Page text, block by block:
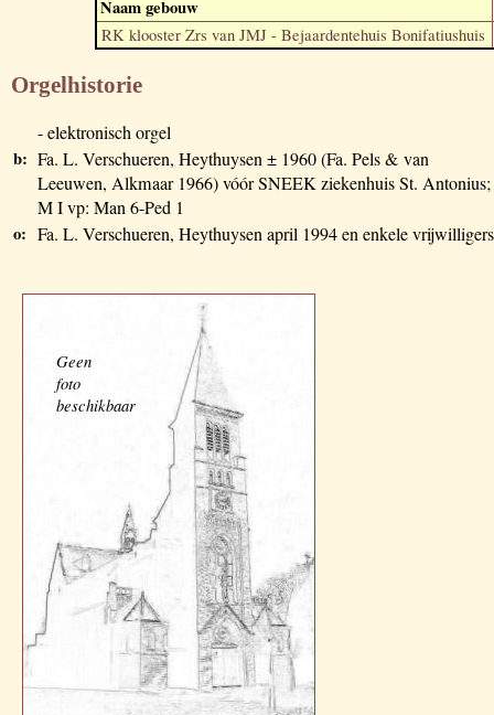
Naam gebouw
RK klooster Zrs van JMJ - Bejaardentehuis Bonifatiushuis
Orgelhistorie
- elektronisch orgel
b: Fa. L. Verschueren, Heythuysen ± 1960 (Fa. Pels & van
Leeuwen, Alkmaar 1966) vóór SNEEK ziekenhuis St. Antonius;
M I vp: Man 6-Ped 1
o: Fa. L. Verschueren, Heythuysen april 1994 en enkele vrijwilligers
Geen
foto
beschikbaar